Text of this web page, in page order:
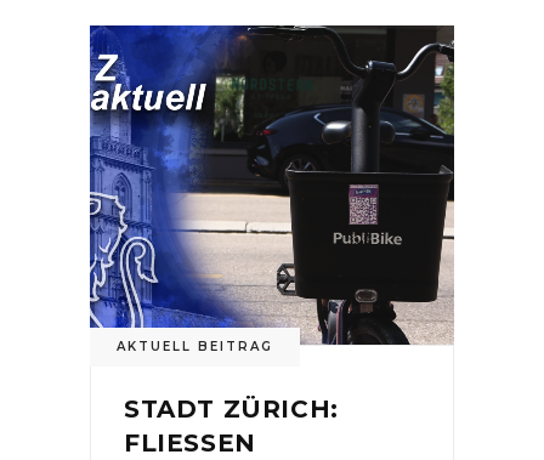
AKTUELL BEITRAG
STADT ZÜRICH:
FLIESSEN